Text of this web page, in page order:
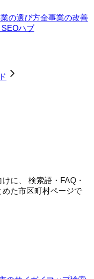
の選び方全事業の改善
SEOハブ
に、 検索語・FAQ・
た市区町村ページで